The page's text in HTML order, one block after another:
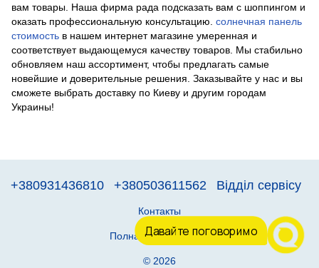
вам товары. Наша фирма рада подсказать вам с шоппингом и
оказать профессиональную консультацию. солнечная панель
стоимость в нашем интернет магазине умеренная и
соответствует выдающемуся качеству товаров. Мы стабильно
обновляем наш ассортимент, чтобы предлагать самые
новейшие и доверительные решения. Заказывайте у нас и вы
сможете выбрать доставку по Киеву и другим городам
Украины!
+380931436810 +380503611562 Відділ сервісу
Контакты
Полная версия сайта
© 2026
Давайте поговоримо